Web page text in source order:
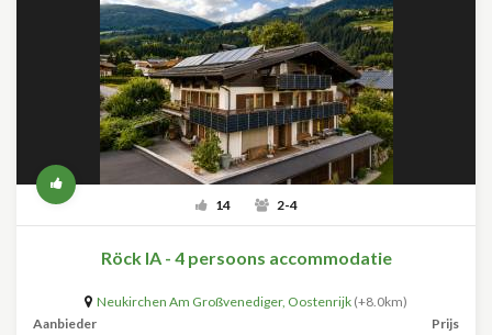
14 2-4
Röck IA - 4 persoons accommodatie
Neukirchen Am Großvenediger, Oostenrijk (+8.0km)
Aanbieder
Prijs